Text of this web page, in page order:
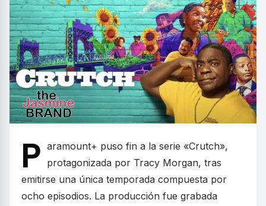
P aramount+ puso fin a la serie «Crutch»,
protagonizada por Tracy Morgan, tras
emitirse una única temporada compuesta por
ocho episodios. La producción fue grabada